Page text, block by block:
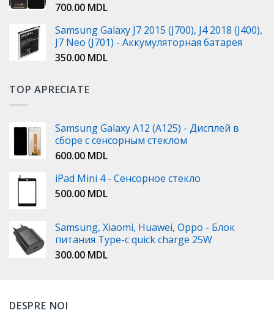
700.00 MDL
Samsung Galaxy J7 2015 (J700), J4 2018 (J400),
J7 Neo (J701) - Аккумуляторная батарея
350.00 MDL
TOP APRECIATE
Samsung Galaxy A12 (A125) - Дисплей в
сборе с сенсорным стеклом
600.00 MDL
iPad Mini 4 - Сенсорное стекло
500.00 MDL
Samsung, Xiaomi, Huawei, Oppo - Блок
питания Type-c quick charge 25W
300.00 MDL
DESPRE NOI